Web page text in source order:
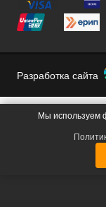
Разработка сайта
Мы используем